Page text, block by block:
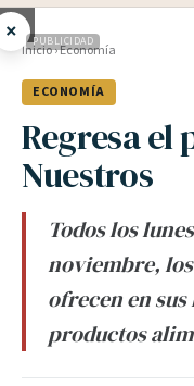
× PUBLICIDAD
Inicio›Economía
ECONOMÍA
Regresa el
Nuestros
Todos los
noviembre,
ofrecen en
productos